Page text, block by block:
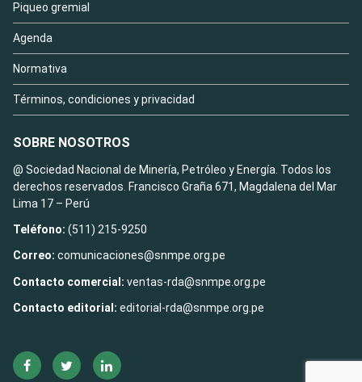
Piqueo gremial
Agenda
Normativa
Términos, condiciones y privacidad
SOBRE NOSOTROS
@ Sociedad Nacional de Minería, Petróleo y Energía. Todos los
derechos reservados. Francisco Graña 671, Magdalena del Mar
Lima 17 – Perú
Teléfono: (511) 215-9250
Correo: comunicaciones@snmpe.org.pe
Contacto comercial: ventas-rda@snmpe.org.pe
Contacto editorial: editorial-rda@snmpe.org.pe